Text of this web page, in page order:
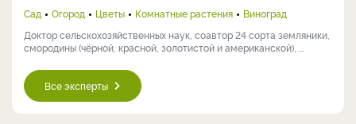
Сад Огород Цветы Комнатные растения
Виноград
Доктор сельскохозяйственных наук, соавтор 24 сорта земляники,
смородины (чёрной, красной, золотистой и американской), ...
Все эксперты